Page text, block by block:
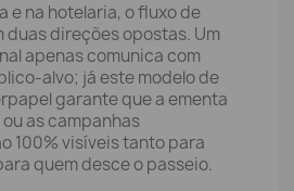
e na hotelaria, o fluxo de
duas direções opostas. Um
apenas comunica com
alvo; já este modelo de
garante que a ementa
as campanhas
100% visíveis tanto para
quem desce o passeio.